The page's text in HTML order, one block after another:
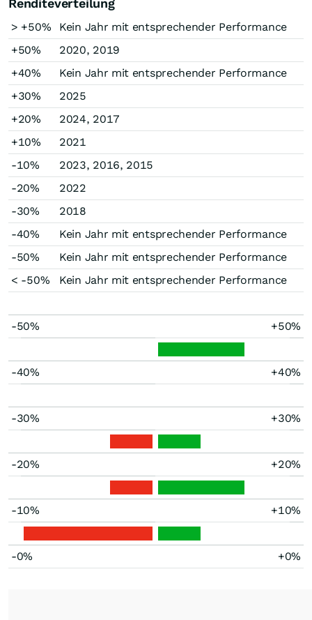
Renditeverteilung
> +50%
Kein Jahr mit entsprechender Performance
+50%
2020, 2019
+40%
Kein Jahr mit entsprechender Performance
+30%
2025
+20%
2024, 2017
+10%
2021
-10%
2023, 2016, 2015
-20%
2022
-30%
2018
-40%
Kein Jahr mit entsprechender Performance
-50%
Kein Jahr mit entsprechender Performance
< -50%
Kein Jahr mit entsprechender Performance
-50% +50%
-40% +40%
-30% +30%
-20% +20%
-10% +10%
-0% +0%